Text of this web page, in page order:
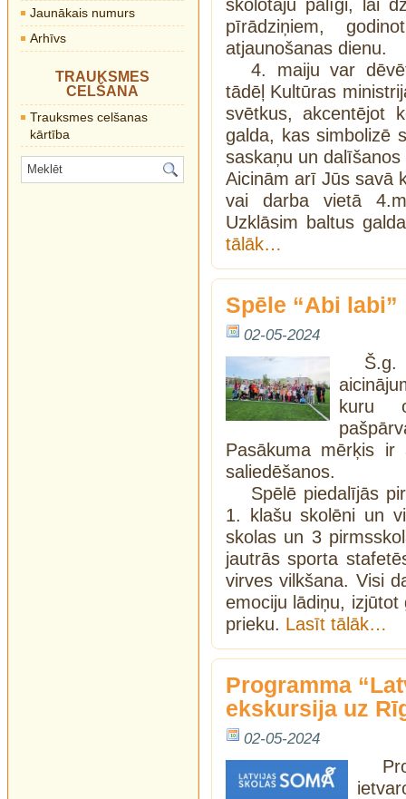
Jaunākais numurs
Arhīvs
TRAUKSMES
CELŠANA
Trauksmes celšanas
kārtība
skolotāju palīgi, lai
pīrādziņiem,
atjaunošanas dienu.
4. maiju var
tādēļ Kultūras
svētkus, akcentējot
galda, kas simbolizē
saskaņu un
Aicinām arī Jūs savā
vai darba vietā
Uzklāsim baltus
tālāk…
Spēle “Abi labi”
02-05-2024
kuru
Pasākuma mērķis
saliedēšanos.
Spēlē piedalījās
1. klašu skolēni un
skolas un 3
jautrās sporta
virves vilkšana. Visi
emociju lādiņu,
prieku. Lasīt tālāk…
Programma
ekskursija uz
02-05-2024